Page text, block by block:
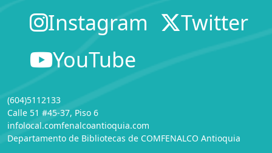
Instagram
Twitter
YouTube
(604)5112133
Calle 51 #45-37, Piso 6
infolocal.comfenalcoantioquia.com
Departamento de Bibliotecas de COMFENALCO Antioquia